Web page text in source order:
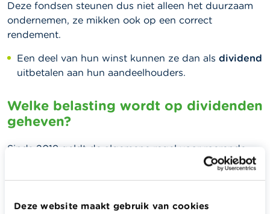
Deze website maakt gebruik van cookies
Deze fondsen steunen dus niet alleen het duurzaam
ondernemen, ze mikken ook op een correct
rendement.
Een deel van hun winst kunnen ze dan als dividend
uitbetalen aan hun aandeelhouders.
Welke belasting wordt op dividenden
geheven?
Sinds 2018 geldt de algemene regel voor roerende
voorheffing ook voor dividenden van coöperatieve
vennootschappen. Dit betekent dat deroerende
uitbetaling van het dividend en je de ontvangen